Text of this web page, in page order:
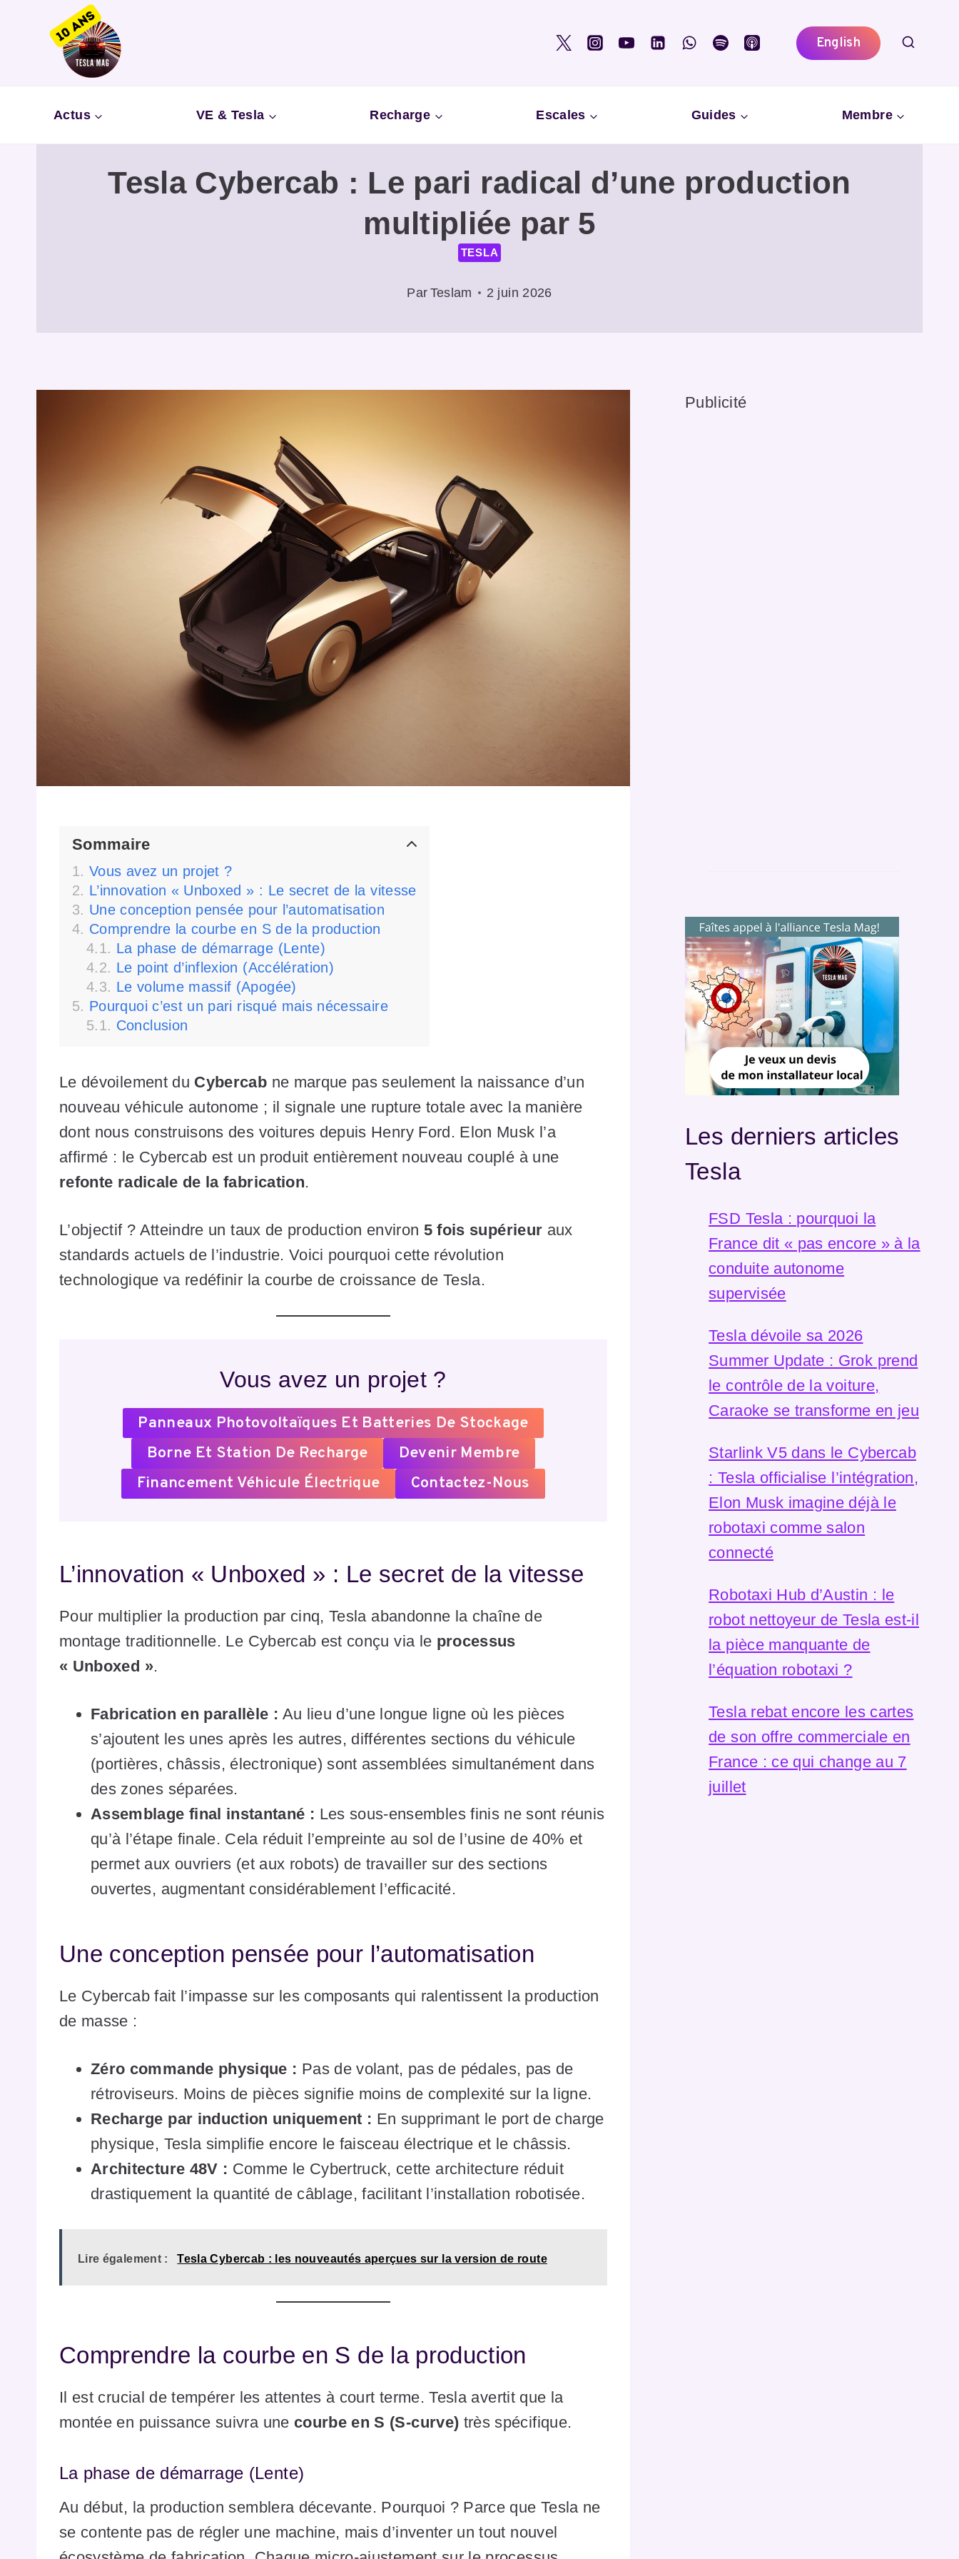
English
Actus VE & Tesla Recharge Escales Guides Membre
Tesla Cybercab : Le pari radical d’une production
multipliée par 5
TESLA
Par Teslam 2 juin 2026
Sommaire
Vous avez un projet ?
L’innovation « Unboxed » : Le secret de la vitesse
Une conception pensée pour l’automatisation
Comprendre la courbe en S de la production
La phase de démarrage (Lente)
Le point d’inflexion (Accélération)
Le volume massif (Apogée)
Pourquoi c’est un pari risqué mais nécessaire
Conclusion
Le dévoilement du Cybercab ne marque pas seulement la naissance d’un
nouveau véhicule autonome ; il signale une rupture totale avec la manière
dont nous construisons des voitures depuis Henry Ford. Elon Musk l’a
affirmé : le Cybercab est un produit entièrement nouveau couplé à une
refonte radicale de la fabrication.
L’objectif ? Atteindre un taux de production environ 5 fois supérieur aux
standards actuels de l’industrie. Voici pourquoi cette révolution
technologique va redéfinir la courbe de croissance de Tesla.
Vous avez un projet ?
Panneaux Photovoltaïques Et Batteries De Stockage
Borne Et Station De Recharge
Devenir Membre
Financement Véhicule Électrique
Contactez-Nous
L’innovation « Unboxed » : Le secret de la vitesse
Pour multiplier la production par cinq, Tesla abandonne la chaîne de
montage traditionnelle. Le Cybercab est conçu via le processus
« Unboxed ».
Fabrication en parallèle : Au lieu d’une longue ligne où les pièces
s’ajoutent les unes après les autres, différentes sections du véhicule
(portières, châssis, électronique) sont assemblées simultanément dans
des zones séparées.
Assemblage final instantané : Les sous-ensembles finis ne sont réunis
qu’à l’étape finale. Cela réduit l’empreinte au sol de l’usine de 40% et
permet aux ouvriers (et aux robots) de travailler sur des sections
ouvertes, augmentant considérablement l’efficacité.
Une conception pensée pour l’automatisation
Le Cybercab fait l’impasse sur les composants qui ralentissent la production
de masse :
Zéro commande physique : Pas de volant, pas de pédales, pas de
rétroviseurs. Moins de pièces signifie moins de complexité sur la ligne.
Recharge par induction uniquement : En supprimant le port de charge
physique, Tesla simplifie encore le faisceau électrique et le châssis.
Architecture 48V : Comme le Cybertruck, cette architecture réduit
drastiquement la quantité de câblage, facilitant l’installation robotisée.
Lire également : Tesla Cybercab : les nouveautés aperçues sur la version de route
Comprendre la courbe en S de la production
Il est crucial de tempérer les attentes à court terme. Tesla avertit que la
montée en puissance suivra une courbe en S (S-curve) très spécifique.
La phase de démarrage (Lente)
Au début, la production semblera décevante. Pourquoi ? Parce que Tesla ne
se contente pas de régler une machine, mais d’inventer un tout nouvel
Publicité
Les derniers articles
Tesla
FSD Tesla : pourquoi la
France dit « pas encore » à la
conduite autonome
supervisée
Tesla dévoile sa 2026
Summer Update : Grok prend
le contrôle de la voiture,
Caraoke se transforme en jeu
Starlink V5 dans le Cybercab
: Tesla officialise l’intégration,
Elon Musk imagine déjà le
robotaxi comme salon
connecté
Robotaxi Hub d’Austin : le
robot nettoyeur de Tesla est-il
la pièce manquante de
l’équation robotaxi ?
Tesla rebat encore les cartes
de son offre commerciale en
France : ce qui change au 7
juillet